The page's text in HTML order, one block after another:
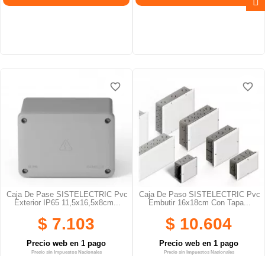
Caja De Pase SISTELECTRIC Pvc
Exterior IP65 11,5x16,5x8cm...
$ 7.103
Precio web en 1 pago
Precio sin Impuestos Nacionales
favorite_border
favorite_border
favorite_border
Caja De Paso SISTELECTRIC Pvc
Embutir 16x18cm Con Tapa...
$ 10.604
Precio web en 1 pago
Precio sin Impuestos Nacionales
favorite_border
favorite_border
favorite_border